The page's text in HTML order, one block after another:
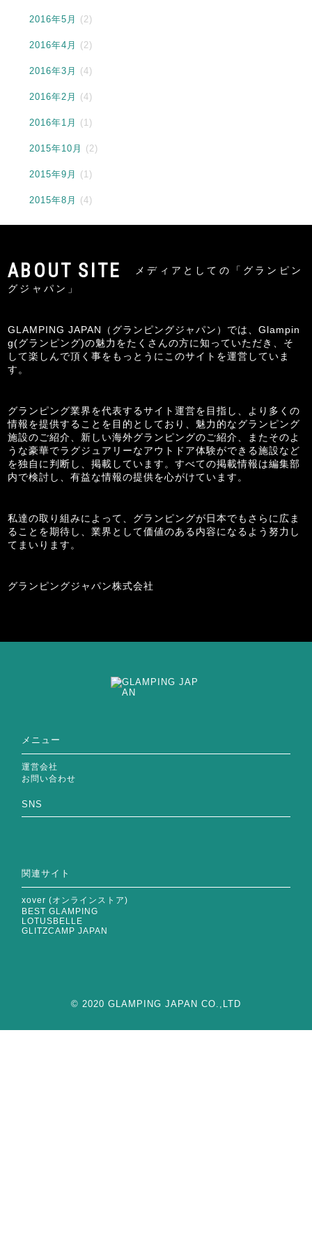
2016年5月 (2)
2016年4月 (2)
2016年3月 (4)
2016年2月 (4)
2016年1月 (1)
2015年10月 (2)
2015年9月 (1)
2015年8月 (4)
メディアとしての「グランピン
グジャパン」
GLAMPING JAPAN（グランピングジャパン）では、Glampin
g(グランピング)の魅力をたくさんの方に知っていただき、そ
して楽しんで頂く事をもっとうにこのサイトを運営していま
す。
グランピング業界を代表するサイト運営を目指し、より多くの
情報を提供することを目的としており、魅力的なグランピング
施設のご紹介、新しい海外グランピングのご紹介、またそのよ
うな豪華でラグジュアリーなアウトドア体験ができる施設など
を独自に判断し、掲載しています。すべての掲載情報は編集部
内で検討し、有益な情報の提供を心がけています。
私達の取り組みによって、グランピングが日本でもさらに広ま
ることを期待し、業界として価値のある内容になるよう努力し
てまいります。
グランピングジャパン株式会社
メニュー
運営会社
お問い合わせ
SNS
関連サイト
xover (オンラインストア)
BEST GLAMPING
LOTUSBELLE
GLITZCAMP JAPAN
© 2020 GLAMPING JAPAN CO.,LTD